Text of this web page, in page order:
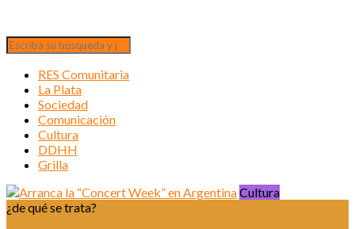
RES Comunitaria
La Plata
Sociedad
Comunicación
Cultura
DDHH
Grilla
Cultura
¿de qué se trata?